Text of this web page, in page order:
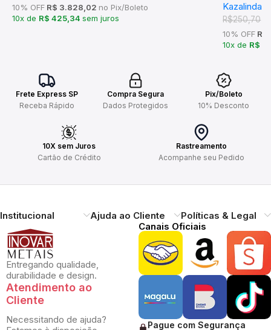
10% OFF R$ 3.828,02 no Pix/Boleto
10x de R$ 425,34 sem juros
Kazalinda
R$250,70
10% OFF
10x de R$
Frete Express SP
Receba Rápido
Compra Segura
Dados Protegidos
Pix/Boleto
10% Desconto
10X sem Juros
Cartão de Crédito
Rastreamento
Acompanhe seu Pedido
Institucional Ajuda ao Cliente Políticas & Legal
Entregando qualidade,
durabilidade e design.
Atendimento ao
Cliente
Necessitando de ajuda?
Canais Oficiais
Pague com Segurança